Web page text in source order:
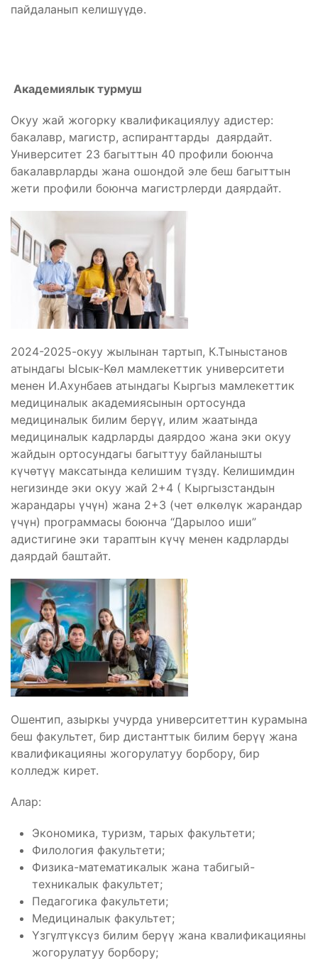
пайдаланып келишүүдө.
Академиялык турмуш
Окуу жай жогорку квалификациялуу адистер:
бакалавр, магистр, аспиранттарды даярдайт.
Университет 23 багыттын 40 профили боюнча
бакалаврларды жана ошондой эле беш багыттын
жети профили боюнча магистрлерди даярдайт.
2024-2025-окуу жылынан тартып, К.Тыныстанов
атындагы Ысык-Көл мамлекеттик университети
менен И.Ахунбаев атындагы Кыргыз мамлекеттик
медициналык академиясынын ортосунда
медициналык билим берүү, илим жаатында
медициналык кадрларды даярдоо жана эки окуу
жайдын ортосундагы багыттуу байланышты
күчөтүү максатында келишим түздү. Келишимдин
негизинде эки окуу жай 2+4 ( Кыргызстандын
жарандары үчүн) жана 2+3 (чет өлкөлүк жарандар
үчүн) программасы боюнча “Дарылоо иши”
адистигине эки тараптын күчү менен кадрларды
даярдай баштайт.
Ошентип, азыркы учурда университеттин курамына
беш факультет, бир дистанттык билим берүү жана
квалификацияны жогорулатуу борбору, бир
колледж кирет.
Алар:
Экономика, туризм, тарых факультети;
Филология факультети;
Физика-математикалык жана табигый-
техникалык факультет;
Педагогика факультети;
Медициналык факультет;
Үзгүлтүксүз билим берүү жана квалификацияны
жогорулатуу борбору;